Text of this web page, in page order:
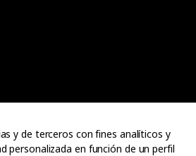
y de terceros con fines analíticos y
personalizada en función de un perfil